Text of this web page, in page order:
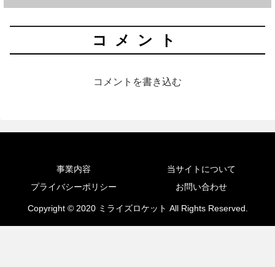
コメント
コメントを書き込む
事業内容
当サイトについて
プライバシーポリシー
お問い合わせ
Copyright © 2020 ミライズロケット All Rights Reserved.